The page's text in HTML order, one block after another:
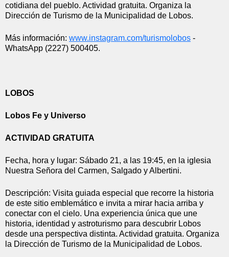
cotidiana del pueblo. Actividad gratuita. Organiza la
Dirección de Turismo de la Municipalidad de Lobos.
Más información: www.instagram.com/turismolobos -
WhatsApp (2227) 500405.
LOBOS
Lobos Fe y Universo
ACTIVIDAD GRATUITA
Fecha, hora y lugar: Sábado 21, a las 19:45, en la iglesia
Nuestra Señora del Carmen, Salgado y Albertini.
Descripción: Visita guiada especial que recorre la historia
de este sitio emblemático e invita a mirar hacia arriba y
conectar con el cielo. Una experiencia única que une
historia, identidad y astroturismo para descubrir Lobos
desde una perspectiva distinta. Actividad gratuita. Organiza
la Dirección de Turismo de la Municipalidad de Lobos.